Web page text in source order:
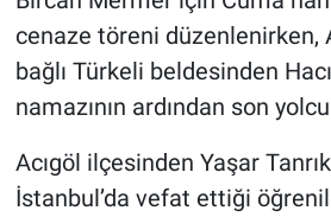
cenaze töreni düzenlenirken,
bağlı Türkeli beldesinden
namazının ardından son
Acıgöl ilçesinden Yaşar
İstanbul’da vefat ettiği